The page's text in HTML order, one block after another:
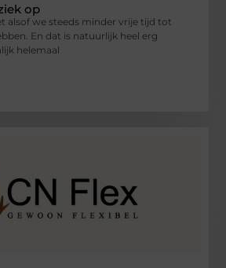
op
alsof we steeds minder vrije tijd tot
En dat is natuurlijk heel erg
helemaal